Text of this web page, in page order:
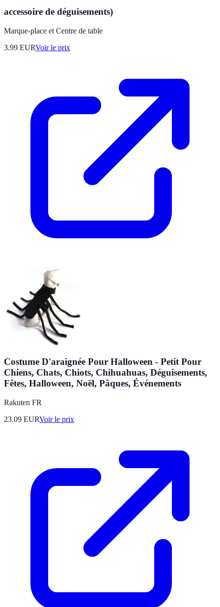
accessoire de déguisements)
Marque-place et Centre de table
3.99 EURVoir le prix
Costume D'araignée Pour Halloween - Petit Pour
Chiens, Chats, Chiots, Chihuahuas, Déguisements,
Fêtes, Halloween, Noël, Pâques, Événements
Rakuten FR
23.09 EURVoir le prix